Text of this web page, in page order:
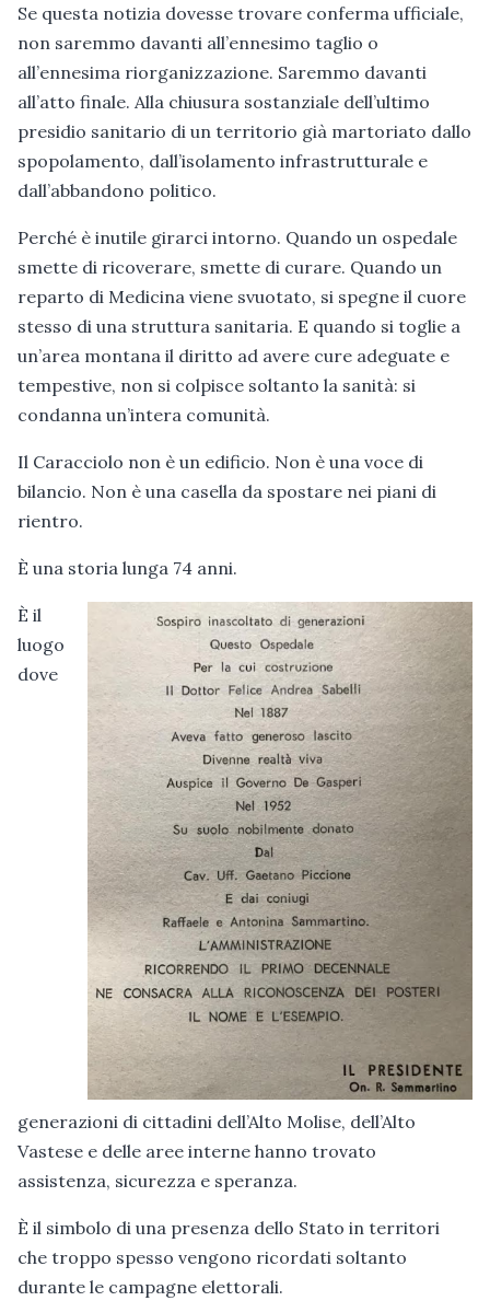
Se questa notizia dovesse trovare conferma ufficiale,
non saremmo davanti all’ennesimo taglio o
all’ennesima riorganizzazione. Saremmo davanti
all’atto finale. Alla chiusura sostanziale dell’ultimo
presidio sanitario di un territorio già martoriato dallo
spopolamento, dall’isolamento infrastrutturale e
dall’abbandono politico.
Perché è inutile girarci intorno. Quando un ospedale
smette di ricoverare, smette di curare. Quando un
reparto di Medicina viene svuotato, si spegne il cuore
stesso di una struttura sanitaria. E quando si toglie a
un’area montana il diritto ad avere cure adeguate e
tempestive, non si colpisce soltanto la sanità: si
condanna un’intera comunità.
Il Caracciolo non è un edificio. Non è una voce di
bilancio. Non è una casella da spostare nei piani di
rientro.
È una storia lunga 74 anni.
È il
luogo
dove
generazioni di cittadini dell’Alto Molise, dell’Alto
Vastese e delle aree interne hanno trovato
assistenza, sicurezza e speranza.
È il simbolo di una presenza dello Stato in territori
che troppo spesso vengono ricordati soltanto
durante le campagne elettorali.